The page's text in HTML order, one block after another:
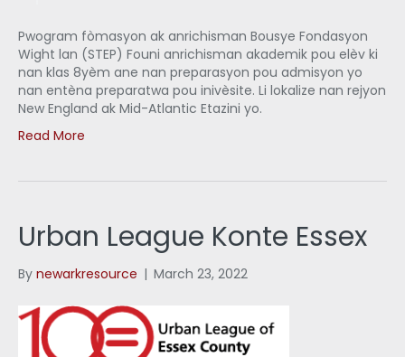
Pwogram fòmasyon ak anrichisman Bousye Fondasyon
Wight lan (STEP) Founi anrichisman akademik pou elèv ki
nan klas 8yèm ane nan preparasyon pou admisyon yo
nan entèna preparatwa pou inivèsite. Li lokalize nan rejyon
New England ak Mid-Atlantic Etazini yo.
Read More
Urban League Konte Essex
By newarkresource | March 23, 2022